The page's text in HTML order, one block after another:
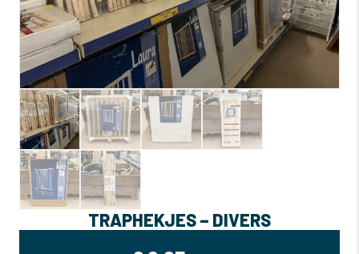
TRAPHEKJES – DIVERS